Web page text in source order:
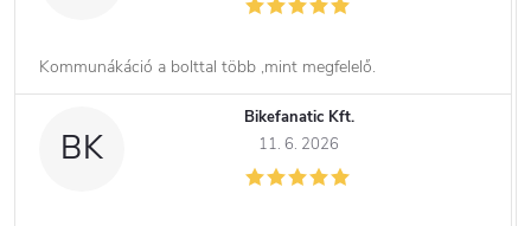
Kommunákáció a bolttal több ,mint megfelelő.
BK
Bikefanatic Kft.
11. 6. 2026